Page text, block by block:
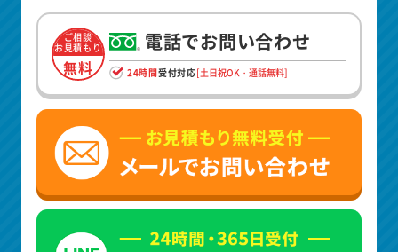
ご相談
お見積もり
無料
電話でお問い合わせ
24時間受付対応[土日祝OK・通話無料]